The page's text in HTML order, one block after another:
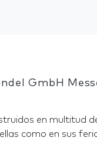
GmbH
en multitud
como en sus